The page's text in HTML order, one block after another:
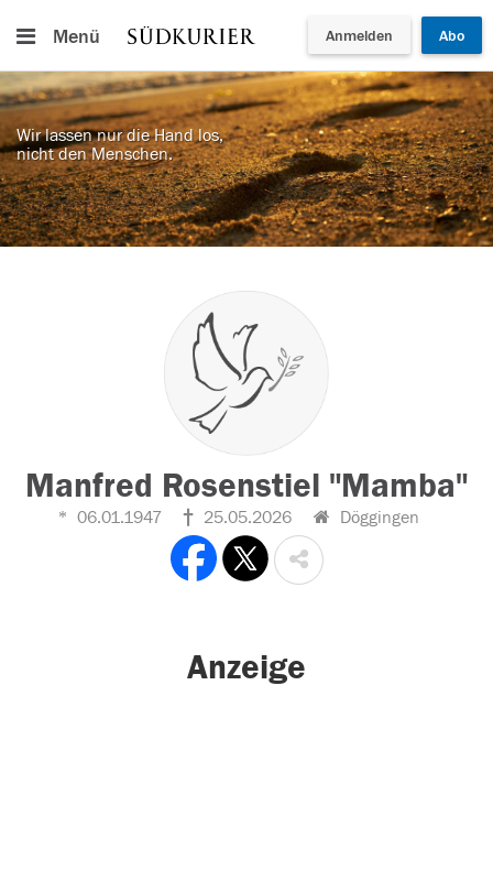
Menü Anmelden Abo
Wir lassen nur die Hand los,
nicht den Menschen.
Manfred Rosenstiel "Mamba"
06.01.1947 25.05.2026 Döggingen
Anzeige